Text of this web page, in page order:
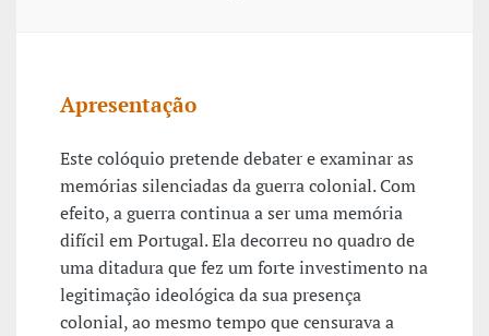
Apresentação
Este colóquio pretende debater e examinar as
memórias silenciadas da guerra colonial. Com
efeito, a guerra continua a ser uma memória
difícil em Portugal. Ela decorreu no quadro de
uma ditadura que fez um forte investimento na
legitimação ideológica da sua presença
colonial, ao mesmo tempo que censurava a